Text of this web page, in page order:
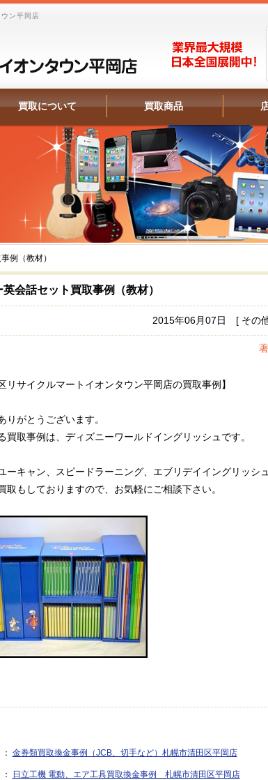
ン平岡店
買取について 買取商品
例（教材）
会話セット買取事例（教材）
2015年06月07日 [ その
リサイクルマートイオンタウン平岡店の買取事例】
りがとうございます。
買取事例は、ディズニーワールドイングリッシュです。
ーキャン、スピードラーニング、エブリデイイングリッシュ
取もしておりますので、お気軽にご相談下さい。
金券類買取換金事例（JCB、切手など）札幌市清田区平岡店
日立工機 電動、エア工具買取換金事例 札幌市清田区平岡店